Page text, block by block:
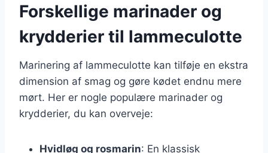
Forskellige marinader og
krydderier til lammeculotte
Marinering af lammeculotte kan tilføje en ekstra
dimension af smag og gøre kødet endnu mere
mørt. Her er nogle populære marinader og
krydderier, du kan overveje:
Hvidløg og rosmarin: En klassisk